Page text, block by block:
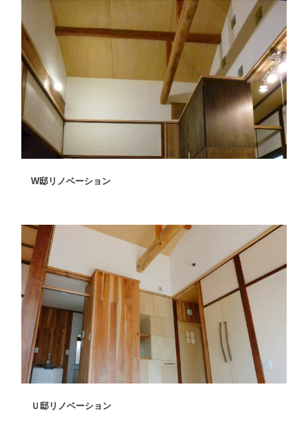
W邸リノベーション
Ｕ邸リノベーション